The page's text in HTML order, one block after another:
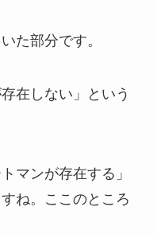
た部分です。
在しない」という
マンが存在する」
ね。ここのところ